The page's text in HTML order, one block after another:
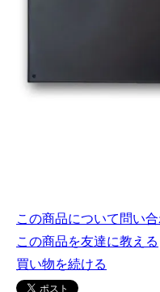
この商品について問い
この商品を友達に教える
買い物を続ける